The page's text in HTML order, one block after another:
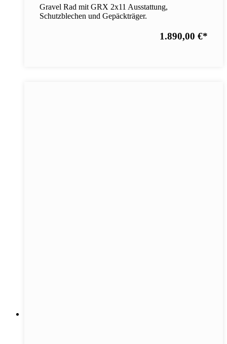
Gravel Rad mit GRX 2x11 Ausstattung,
Schutzblechen und Gepäckträger.
1.890,00 €*